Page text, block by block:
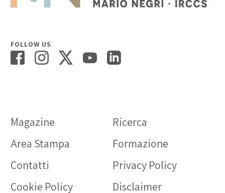
FOLLOW US
Magazine
Ricerca
Area Stampa
Formazione
Contatti
Privacy Policy
Cookie Policy
Disclaimer